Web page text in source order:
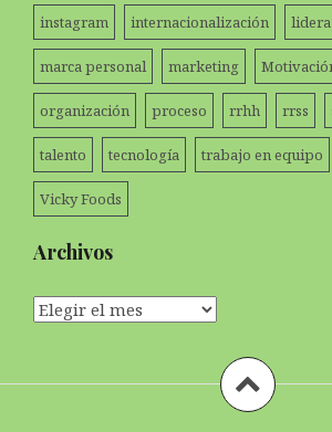
instagram internacionalización
marca personal marketing
organización proceso rrhh rrss
talento tecnología trabajo en equipo
Vicky Foods
Archivos
Archivos